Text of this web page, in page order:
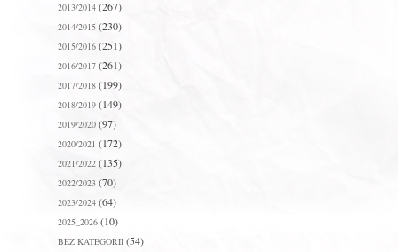
2013/2014(267)
2014/2015(230)
2015/2016(251)
2016/2017(261)
2017/2018(199)
2018/2019(149)
2019/2020(97)
2020/2021 (172)
2021/2022(135)
2022/2023(70)
2023/2024(64)
2025_2026(10)
BEZ KATEGORII(54)